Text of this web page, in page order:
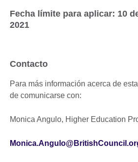
Fecha límite para aplicar: 10
2021
Contacto
Para más información acerca de
de comunicarse con:
Monica Angulo, Higher Education